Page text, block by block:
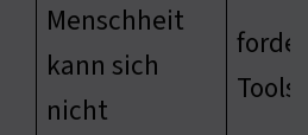
Menschheit
kann sich
nicht
Tools